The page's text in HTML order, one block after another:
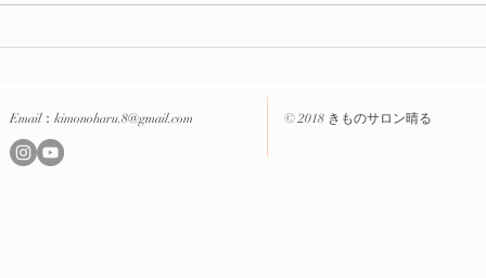
Email： kimonoharu.8@gmail.com © 2018 きものサロン晴る